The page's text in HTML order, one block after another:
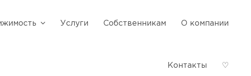
Услуги Собственникам О компании
Контакты ♡